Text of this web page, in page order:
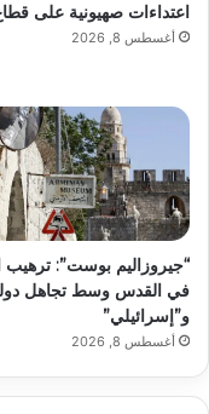
اعتداءات صهيونية على
أغسطس 8, 2026
“جيروزاليم بوست”: ترهيب
في القدس وسط تجاهل
و”إسرائيلي”
أغسطس 8, 2026